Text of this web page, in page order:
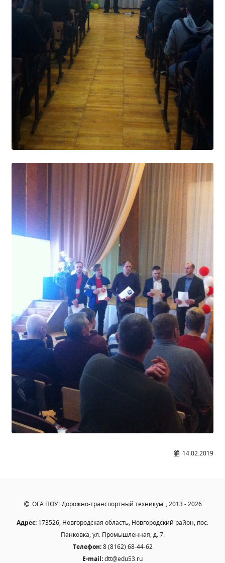
Информационная безопасность
Информация для детей-сирот
Памятные даты военной истории
Пожарная безопасность
Программа воспитания
Противодействие терроризму
Профилактическая работа
Работа педагога-психолога
Студенческий совет
Студенческий спортивный клуб
МЕТОДИЧЕСКАЯ РАБОТА
В помощь педагогам и мастерам ПО
ПРОЧЕЕ
История нашего техникума
Фотографии техникума
ПОЛЕЗНЫЕ ССЫЛКИ
Министерство науки и высшего образования
РФ
Главное управление по контролю за оборотом
наркотиков
Общероссийская база вакансий "Работа в
России"
Сбербанк Онлайн - оплачивайте
образовательные услуги
14.02.2019
ОГА ПОУ "Дорожно-транспортный техникум", 2013 - 2026
Адрес: 173526, Новгородская область, Новгородский район, пос.
Панковка, ул. Промышленная, д. 7.
Телефон:8 (8162) 68-44-62
E-mail:dtt@edu53.ru